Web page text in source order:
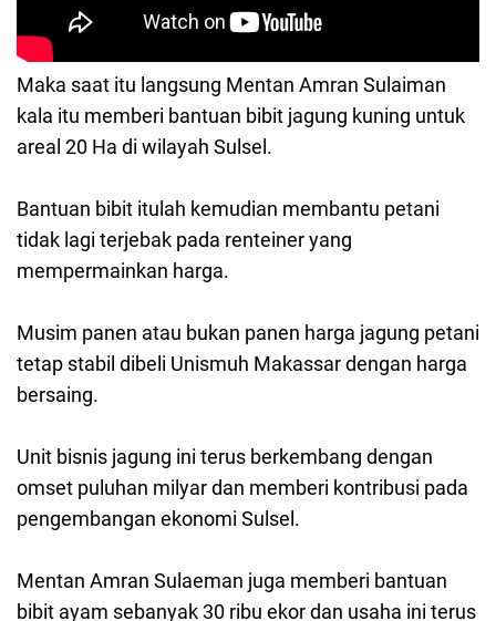
Maka saat itu langsung Mentan Amran Sulaiman
kala itu memberi bantuan bibit jagung kuning untuk
areal 20 Ha di wilayah Sulsel.
Bantuan bibit itulah kemudian membantu petani
tidak lagi terjebak pada renteiner yang
mempermainkan harga.
Musim panen atau bukan panen harga jagung petani
tetap stabil dibeli Unismuh Makassar dengan harga
bersaing.
Unit bisnis jagung ini terus berkembang dengan
omset puluhan milyar dan memberi kontribusi pada
pengembangan ekonomi Sulsel.
Mentan Amran Sulaeman juga memberi bantuan
bibit ayam sebanyak 30 ribu ekor dan usaha ini terus